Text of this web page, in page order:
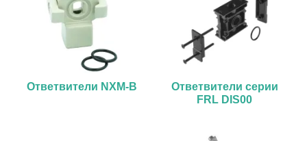
Ответвители NXM-B
Ответвители серии
FRL DIS00